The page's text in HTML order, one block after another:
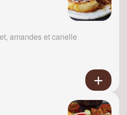
amandes et canelle